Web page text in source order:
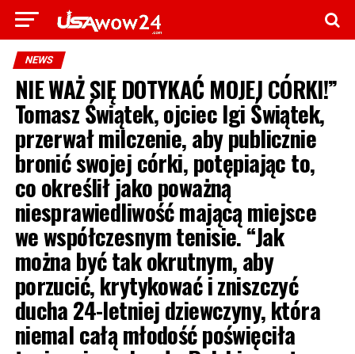
NEWS
NIE WAŻ SIĘ DOTYKAĆ MOJEJ CÓRKI!”
Tomasz Świątek, ojciec Igi Świątek,
przerwał milczenie, aby publicznie
bronić swojej córki, potępiając to,
co określił jako poważną
niesprawiedliwość mającą miejsce
we współczesnym tenisie. “Jak
można być tak okrutnym, aby
porzucić, krytykować i zniszczyć
ducha 24-letniej dziewczyny, która
niemal całą młodość poświęciła